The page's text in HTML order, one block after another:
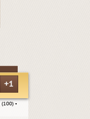
+1
(100) ▪